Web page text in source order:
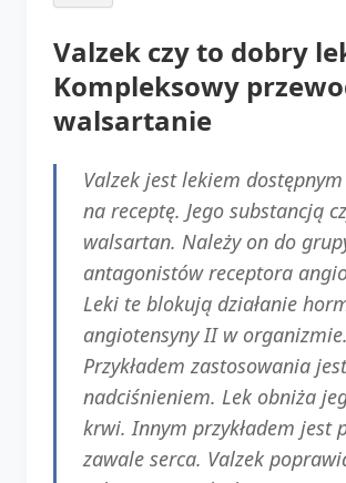
Valzek czy to dobry
Kompleksowy
walsartanie
Valzek jest lekiem dostępnym
na receptę. Jego substancją
walsartan. Należy on do
antagonistów receptora
Leki te blokują działanie
angiotensyny II w organizmie.
Przykładem zastosowania
nadciśnieniem. Lek obniża
krwi. Innym przykładem jest
zawale serca. Valzek